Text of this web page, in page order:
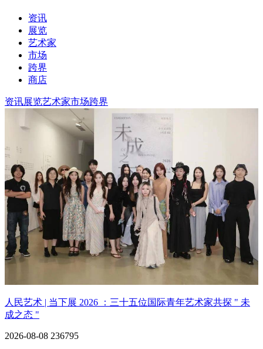
资讯
展览
艺术家
市场
跨界
商店
资讯展览艺术家市场跨界
人民艺术 | 当下展 2026 ：三十五位国际青年艺术家共探 " 未
成之态 "
2026-08-08 236795